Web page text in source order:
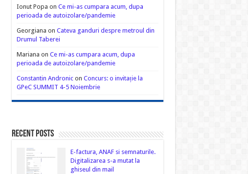
Ionut Popa on Ce mi-as cumpara acum, dupa
perioada de autoizolare/pandemie
Georgiana on Cateva ganduri despre metroul din
Drumul Taberei
Mariana on Ce mi-as cumpara acum, dupa
perioada de autoizolare/pandemie
Constantin Andronicon Concurs: o invitație la
GPeC SUMMIT 4-5 Noiembrie
Recent Posts
E-factura, ANAF si semnaturile.
Digitalizarea s-a mutat la
ghiseul din mail